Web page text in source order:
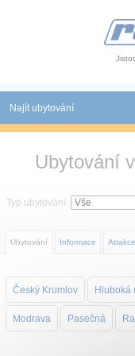
Najít ubytování
Autobusové zájezdy
Skupiny a konference
Novinky
Atrakce
Ubytování
Typ ubytování:
Ubytování Informace Atrakce
Český Krumlov Hluboká
Modrava Pasečná